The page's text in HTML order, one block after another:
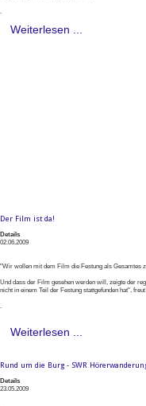
.
Weiterlesen ...
Der Film ist da!
Details
02.06.2009
"Wir wollen mit dem Film die Festung als Gesamtes
Und dass der Film gesehen werden will, zeigte der
nicht in einem Teil der Festung stattgefunden hat",
.
Weiterlesen ...
Rund um die Burg - SWR
Details
23.05.2009